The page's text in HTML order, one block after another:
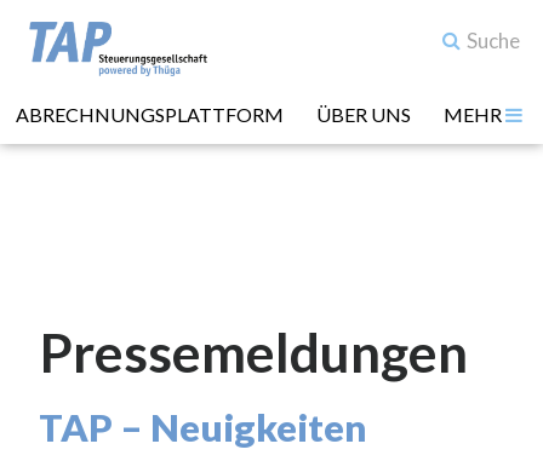
ABRECHNUNGSPLATTFORM ÜBER UNS MEHR
Pressemeldungen
TAP – Neuigkeiten